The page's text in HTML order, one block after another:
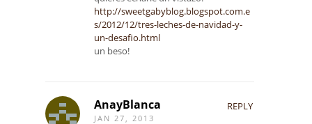
http://sweetgabyblog.blogspot.com.e
s/2012/12/tres-leches-de-navidad-y-
un-desafio.html
un beso!
AnayBlanca
JAN 27, 2013
REPLY